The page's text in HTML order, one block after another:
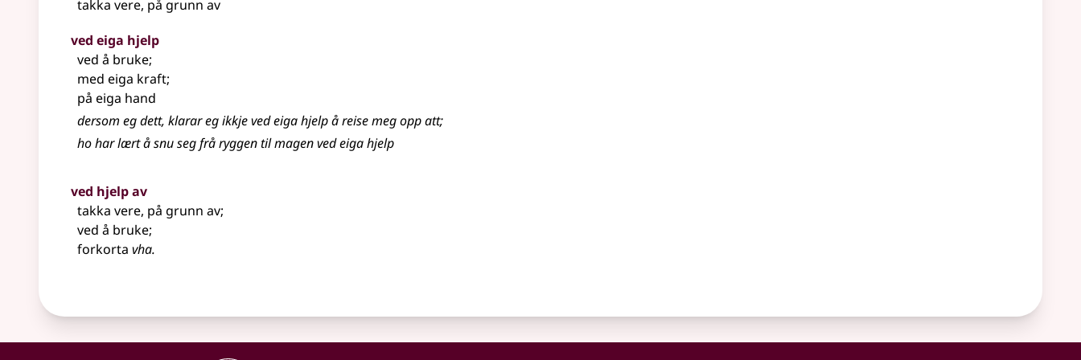
takka vere, på grunn av
ved eiga hjelp
ved å bruke;
med eiga kraft;
på eiga hand
dersom eg dett, klarar eg ikkje ved eiga hjelp å reise meg opp att;
ho har lært å snu seg frå ryggen til magen ved eiga hjelp
ved hjelp av
takka vere, på grunn av;
ved å bruke;
forkorta vha.